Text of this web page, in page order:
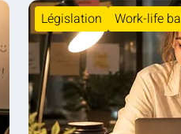
Législation Work-life